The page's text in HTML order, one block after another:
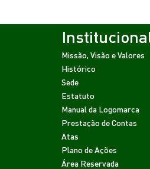
Missão, Visão e Valores
Histórico
Sede
Estatuto
Manual da Logomarca
Prestação de Contas
Atas
Plano de Ações
Área Reservada